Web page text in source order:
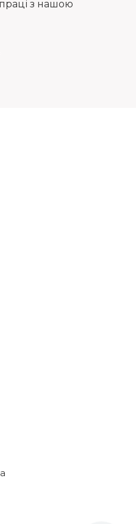
з нашою